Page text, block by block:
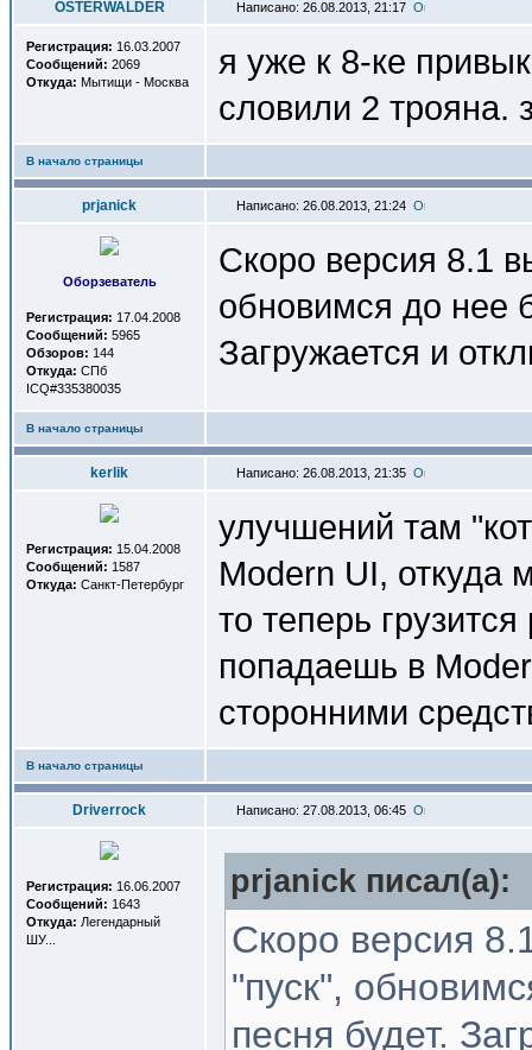
OSTERWALDER Написано: 26.08.2013, 21:17
Регистрация: 16.03.2007
Сообщений: 2069
Откуда: Мытищи - Москва
я уже к 8-ке
словили 2 трояна.
В начало страницы
prjanick Написано: 26.08.2013, 21:24
Оборзеватель
Регистрация: 17.04.2008
Сообщений: 5965
Обзоров: 144
Откуда: СПб
ICQ#335380035
Скоро версия 8.1
обновимся до нее
Загружается и
В начало страницы
kerlik Написано: 26.08.2013, 21:35
Регистрация: 15.04.2008
Сообщений: 1587
Откуда: Санкт-Петербург
улучшений там
Modern UI, откуда
то теперь
попадаешь в
сторонними
В начало страницы
Driverrock Написано: 27.08.2013, 06:45
Регистрация: 16.06.2007
Сообщений: 1643
Откуда: Легендарный
ШУ...
prjanick писал(a):
Скоро версия
"пуск",
песня будет.